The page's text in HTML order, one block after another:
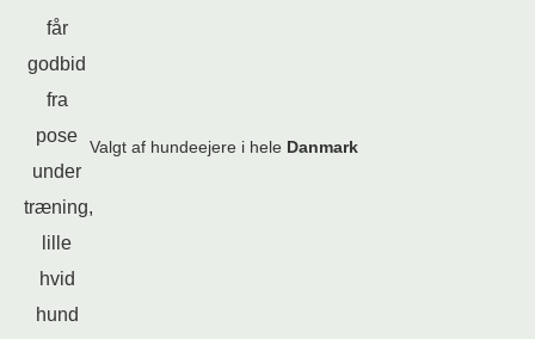
Valgt af hundeejere i hele Danmark